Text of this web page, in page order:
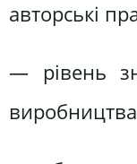
авторські
— рівень